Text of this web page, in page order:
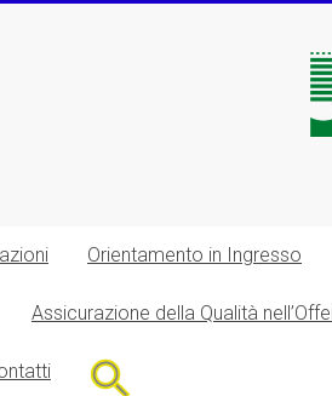
Orientamento in Ingresso
Assicurazione della Qualità